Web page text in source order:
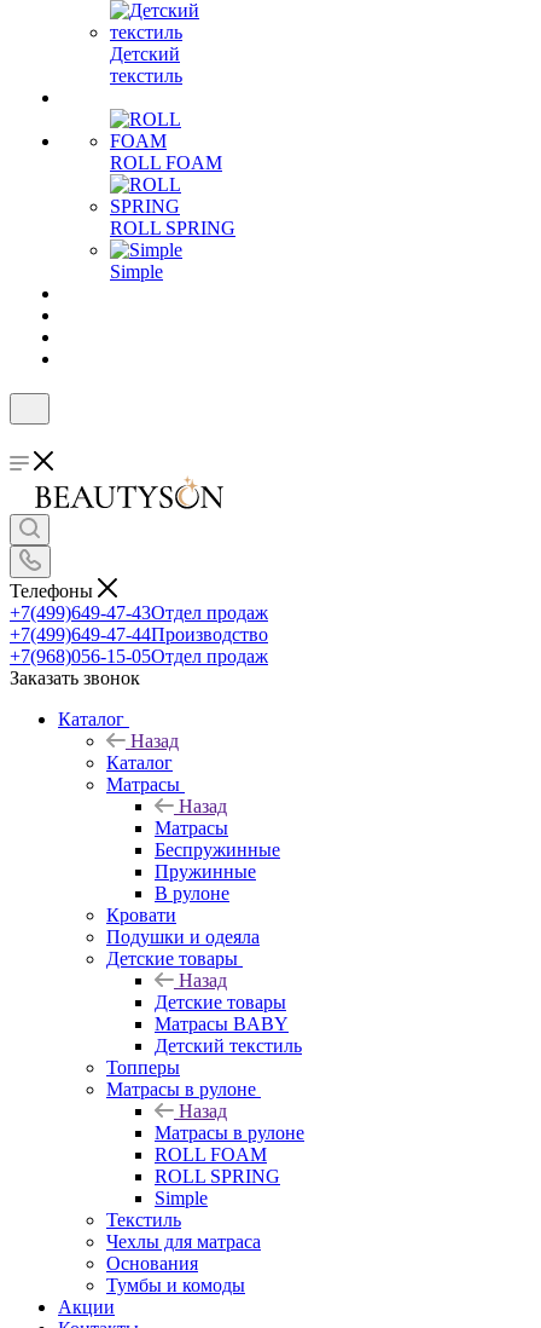
Детский
текстиль
ROLL FOAM
ROLL SPRING
Simple
Телефоны
+7(499)649-47-43Отдел продаж
+7(499)649-47-44Производство
+7(968)056-15-05Отдел продаж
Заказать звонок
Каталог
Назад
Каталог
Матрасы
Назад
Матрасы
Беспружинные
Пружинные
В рулоне
Кровати
Подушки и одеяла
Детские товары
Назад
Детские товары
Матрасы BABY
Детский текстиль
Топперы
Матрасы в рулоне
Назад
Матрасы в рулоне
ROLL FOAM
ROLL SPRING
Simple
Текстиль
Чехлы для матраса
Основания
Тумбы и комоды
Акции